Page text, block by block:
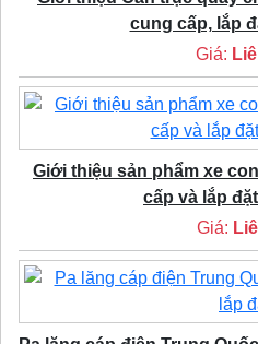
cung cấp, lắp
Giá:
Giới thiệu sản phẩm xe
cấp và lắp
Giá: